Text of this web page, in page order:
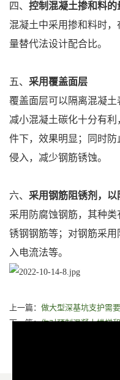
四、 控制混凝土掺和料的
混凝土中采用掺和料时
量替代法设计配合比。
五、 采用覆盖面层
覆盖面层可以隔离混凝
减小混凝土碳化十分有
件下，效果明显；同时
侵入，减少钢筋锈蚀。
六、 采用钢筋阻锈剂，
采用防腐蚀钢筋，其种
锈钢钢筋等；对钢筋采
入电流法等。
上一篇： 做大型深基坑支护需
下一篇：你对预制混凝土楼梯